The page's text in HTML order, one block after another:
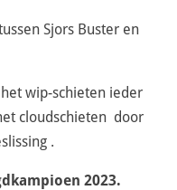
Sjors Buster en
wip-schieten ieder
cloudschieten door
.
2023.